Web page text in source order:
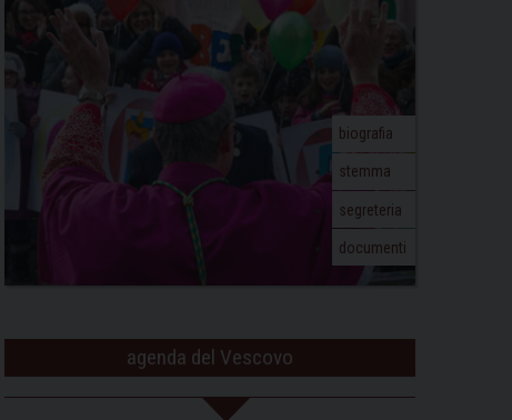
biografia
stemma
segreteria
documenti
agenda del Vescovo